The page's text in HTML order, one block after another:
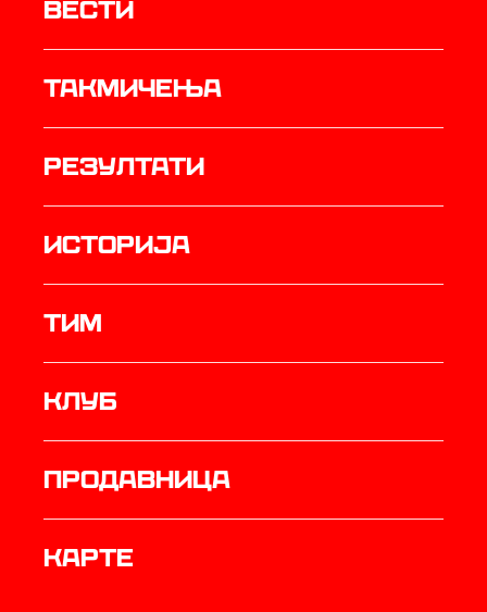
Вести
Такмичења
резултати
историја
ТИМ
Клуб
продавница
Карте